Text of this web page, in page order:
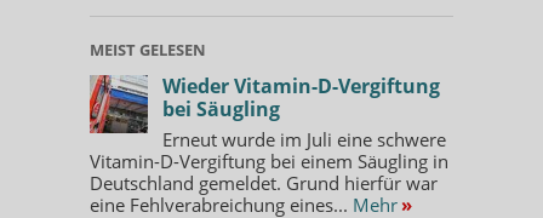
MEIST GELESEN
Wieder Vitamin-D-Vergiftung
bei Säugling
Erneut wurde im Juli eine schwere
Vitamin-D-Vergiftung bei einem Säugling in
Deutschland gemeldet. Grund hierfür war
eine Fehlverabreichung eines... Mehr »